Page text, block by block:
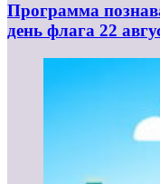
Программа
день флага 22